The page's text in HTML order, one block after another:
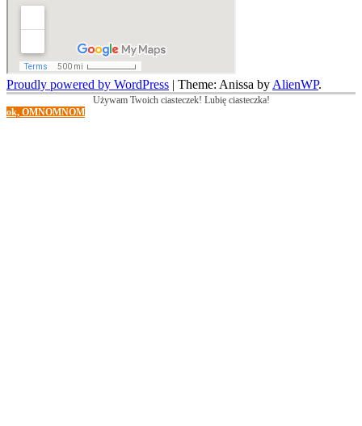
Proudly powered by WordPress | Theme: Anissa by AlienWP.
Używam Twoich ciasteczek! Lubię ciasteczka!
ok, OMNOMNOM